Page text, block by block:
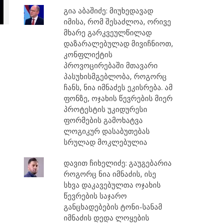
გია აბაშიძე: მიუხედავად
იმისა, რომ შესაძლოა, ორივე
მხარე გარკვეულწილად
დაზარალებულად მივიჩნიოთ,
კონფლიქტის
პროვოცირებაში მთავარი
პასუხისმგებლობა, როგორც
ჩანს, ნია იმნაძეს ეკისრება. ამ
ფონზე, ოჯახის წევრების მიერ
პროტესტის უკიდურესი
ფორმების გამოხატვა
ლოგიკურ დასაბუთებას
სრულად მოკლებულია
დავით ჩიხელიძე: გაუგებარია
როგორც ნია იმნაძის, ისე
სხვა დაკავებულთა ოჯახის
წევრების საჯარო
განცხადებების ტონი-სანამ
იმნაძის დედა ლოყების